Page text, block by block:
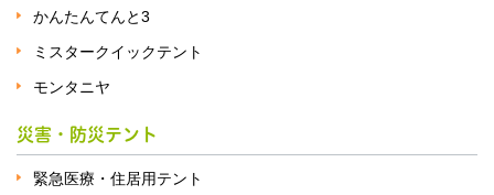
かんたんてんと3
ミスタークイックテント
モンタニヤ
災害・防災テント
緊急医療・住居用テント